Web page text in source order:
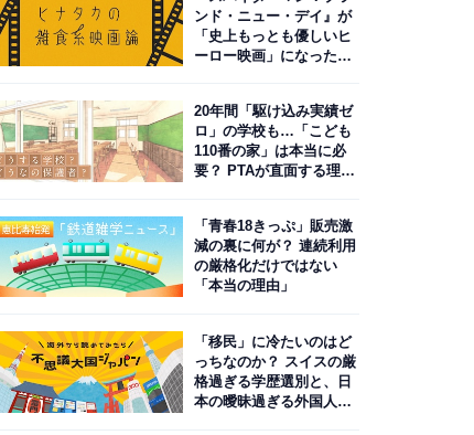
ンド・ニュー・デイ』が
「史上もっとも優しいヒ
ーロー映画」になった理
20年間「駆け込み実績ゼ
ロ」の学校も…「こども
110番の家」は本当に必
要？ PTAが直面する理想
「青春18きっぷ」販売激
減の裏に何が？ 連続利用
の厳格化だけではない
「本当の理由」
「移民」に冷たいのはど
っちなのか？ スイスの厳
格過ぎる学歴選別と、日
本の曖昧過ぎる外国人政